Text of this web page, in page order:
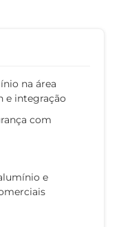
na área
e integração
com
e